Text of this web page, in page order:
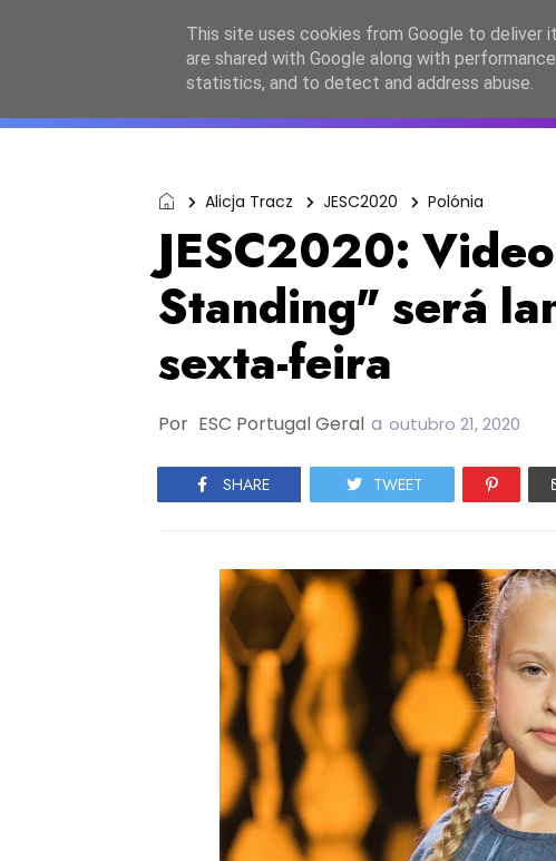
ESC2027 JESC2026 FC2026
Alicja Tracz JESC2020 Polónia
JESC2020:
Standing" será
sexta-feira
Por ESC Portugal Geral a outubro 21, 2020
SHARE TWEET
This site uses cookies from Google to deliver
are shared with Google along with
statistics, and to detect and address abuse.